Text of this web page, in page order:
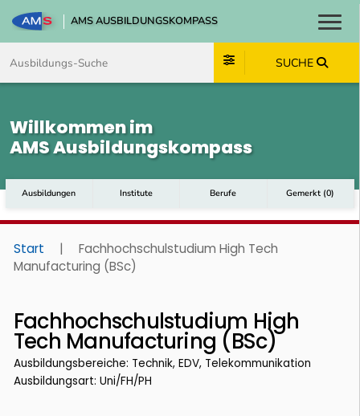
AMS AUSBILDUNGSKOMPASS
SUCHE
Willkommen im
AMS Ausbildungskompass
Ausbildungen Institute Berufe Gemerkt (0)
Start |
Fachhochschulstudium High Tech
Manufacturing (BSc)
Fachhochschulstudium High
Tech Manufacturing (BSc)
Ausbildungsbereiche: Technik, EDV, Telekommunikation
Ausbildungsart: Uni/FH/PH